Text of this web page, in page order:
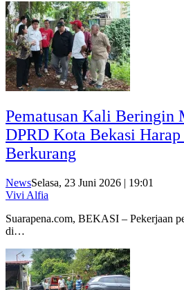
Pematusan Kali Beringin
DPRD Kota Bekasi
Berkurang
NewsSelasa, 23 Juni 2026 | 19:01
Vivi Alfia
Suarapena.com, BEKASI – Pekerjaan
di…